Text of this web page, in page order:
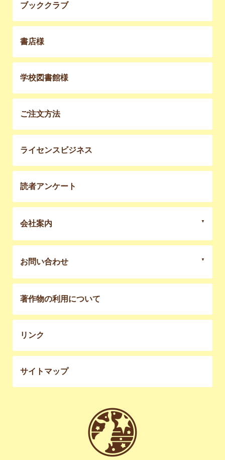
ブッククラブ
書店様
学校図書館様
ご注文方法
ライセンスビジネス
読者アンケート
会社案内
お問い合わせ
著作物の利用について
リンク
サイトマップ